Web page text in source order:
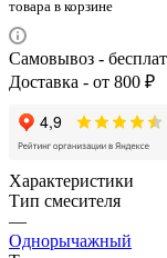
товара в корзине
Самовывоз -
Доставка - от 800 ₽
Характеристики
Тип смесителя
—
Однорычажный